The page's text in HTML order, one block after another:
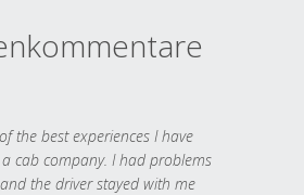
the best experiences I have
cab company. I had problems
the driver stayed with me